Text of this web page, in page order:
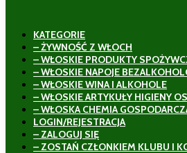
KATEGORIE
– ŻYWNOŚĆ Z WŁOCH
– WŁOSKIE PRODUKTY
– WŁOSKIE NAPOJE
– WŁOSKIE WINA I ALKOHOLE
– WŁOSKIE ARTYKUŁY HIGIENY
– WŁOSKA CHEMIA
LOGIN/REJESTRACJA
– ZALOGUJ SIĘ
– ZOSTAŃ CZŁONKIEM KLUBU I